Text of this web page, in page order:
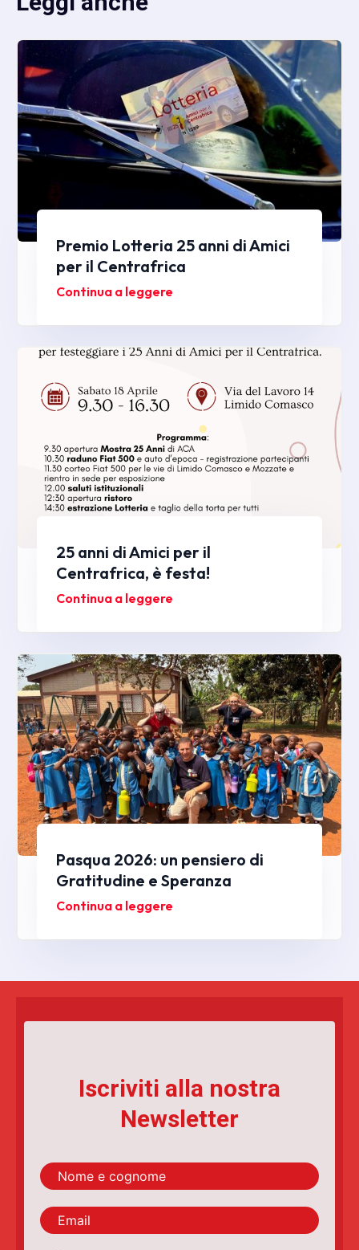
Premio Lotteria 25 anni di Amici
per il Centrafrica
Continua a leggere
25 anni di Amici per il
Centrafrica, è festa!
Continua a leggere
Pasqua 2026: un pensiero di
Gratitudine e Speranza
Continua a leggere
Iscriviti alla nostra
Newsletter